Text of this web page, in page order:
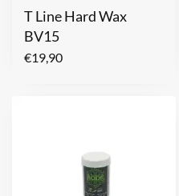
T Line Hard Wax
BV15
€19,90